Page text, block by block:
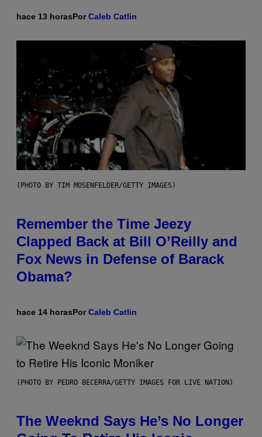
hace 13 horasPorCaleb Catlin
(PHOTO BY TIM MOSENFELDER/GETTY IMAGES)
Remember the Time Jeezy
Clapped Back at Bill O’Reilly and
Fox News in Defense of Barack
Obama?
hace 14 horasPorCaleb Catlin
(PHOTO BY PEDRO BECERRA/GETTY IMAGES FOR LIVE NATION)
The Weeknd Says He’s No Longer